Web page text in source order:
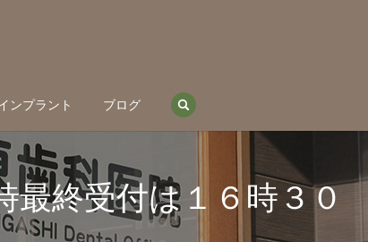
ンプラント ブログ
終受付は１６時３０